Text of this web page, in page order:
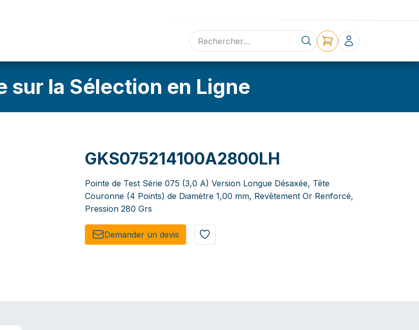
Sélection en ligne Contact
sur la Sélection en Ligne
GKS075214100A2800LH
Pointe de Test Série 075 (3,0 A) Version Longue Désaxée, Tête
Couronne (4 Points) de Diamètre 1,00 mm, Revêtement Or Renforcé,
Pression 280 Grs
Demander un de​​vis​​